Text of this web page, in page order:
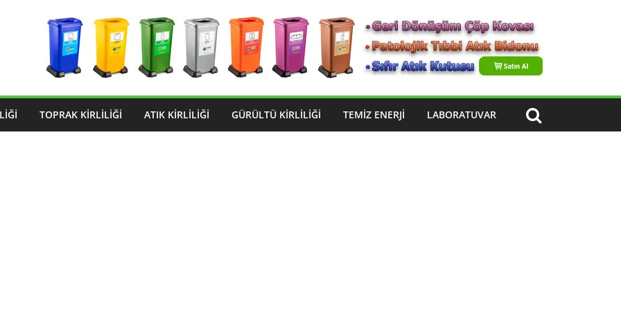
TOPRAK KIRLILIĞI ATIK KIRLILIĞI GÜRÜLTÜ KIRLILIĞI TEMIZ ENERJI LABORATUVAR